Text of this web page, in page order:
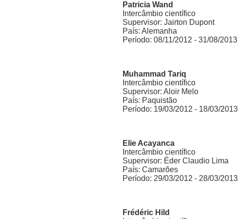
Patricia Wand
Intercâmbio científico
Supervisor: Jairton Dupont
País: Alemanha
Período: 08/11/2012 - 31/08/2013
Muhammad Tariq
Intercâmbio científico
Supervisor: Aloir Melo
País: Paquistão
Período: 19/03/2012 - 18/03/2013
Elie Acayanca
Intercâmbio científico
Supervisor: Éder Claudio Lima
País: Camarões
Período: 29/03/2012 - 28/03/2013
Frédéric Hild